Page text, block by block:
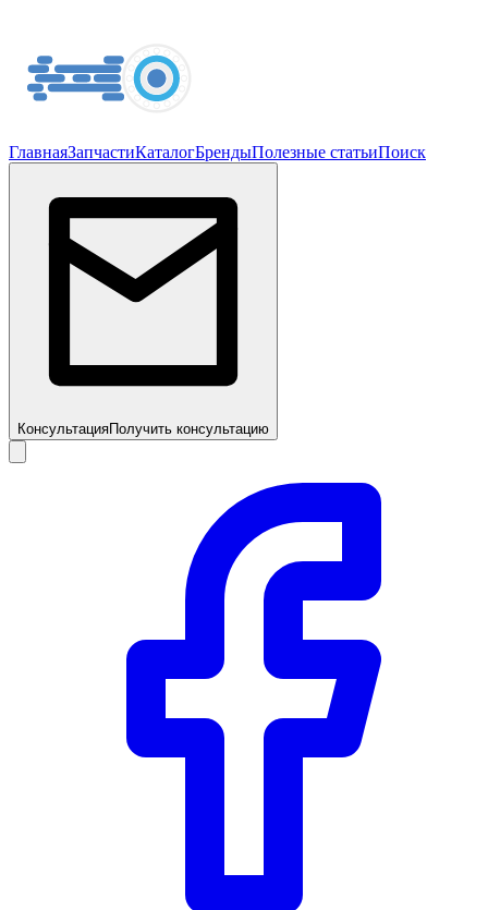
ГлавнаяЗапчастиКаталогБрендыПолезные статьиПоиск
КонсультацияПолучить консультацию